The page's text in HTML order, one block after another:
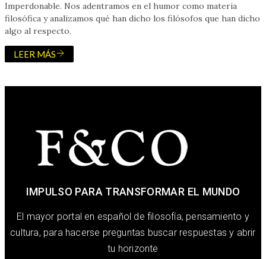
Imperdonable. Nos adentramos en el humor como materia
filosófica y analizamos qué han dicho los filósofos que han dicho
algo al respecto.
LEER MÁS
IMPULSO PARA TRANSFORMAR EL MUNDO
El mayor portal en español de filosofía, pensamiento y
cultura, para hacerse preguntas buscar respuestas y abrir
tu horizonte